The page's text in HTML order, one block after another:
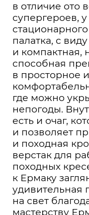
в отличие ото
супергероев,
палатка, с
и компактная,
способная
в просторное
где можно
непогоды.
есть и очаг,
и позволяет
и походная
верстак для
походных
к Ермаку
удивительная
на свет
мастерству